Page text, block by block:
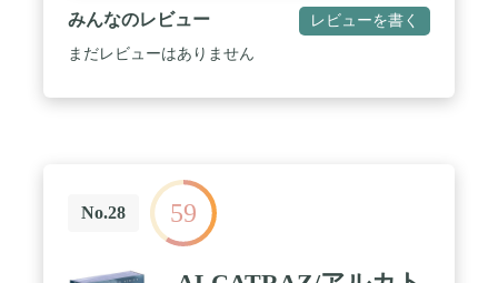
みんなのレビュー レビューを書く
まだレビューはありません
No.28 59